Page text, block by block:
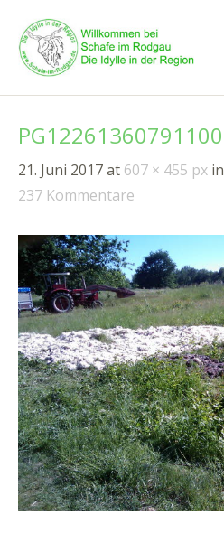
PG12261360791100
21. Juni 2017at 607 × 455 px in
237 Kommentare